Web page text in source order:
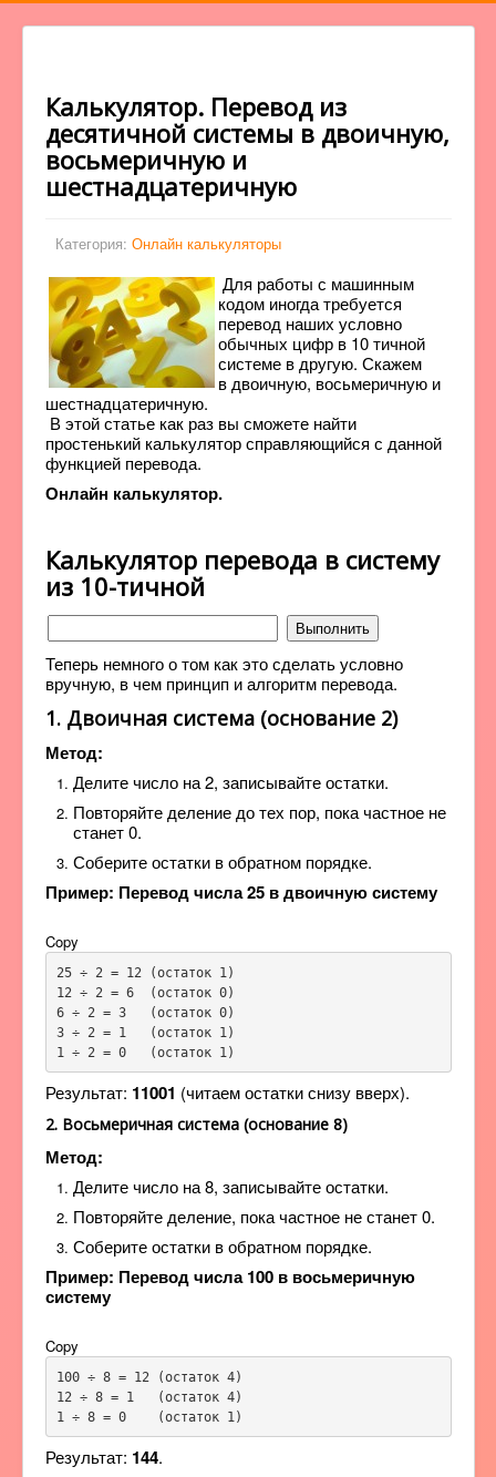
Калькулятор. Перевод из
десятичной системы в двоичную,
восьмеричную и
шестнадцатеричную
Категория: Онлайн калькуляторы
Для работы с машинным
кодом иногда требуется
перевод наших условно
обычных цифр в 10 тичной
системе в другую. Скажем
в двоичную, восьмеричную и
шестнадцатеричную.
В этой статье как раз вы сможете найти
простенький калькулятор справляющийся с данной
функцией перевода.
Онлайн калькулятор.
Калькулятор перевода в систему
из 10-тичной
Выполнить
Теперь немного о том как это сделать условно
вручную, в чем принцип и алгоритм перевода.
1. Двоичная система (основание 2)
Метод:
Делите число на 2, записывайте остатки.
Повторяйте деление до тех пор, пока частное не
станет 0.
Соберите остатки в обратном порядке.
Пример: Перевод числа 25 в двоичную систему
Copy
25 ÷ 2 = 12 (остаток 1)
12 ÷ 2 = 6  (остаток 0)
6 ÷ 2 = 3   (остаток 0)
3 ÷ 2 = 1   (остаток 1)
1 ÷ 2 = 0   (остаток 1)
Результат: 11001 (читаем остатки снизу вверх).
2. Восьмеричная система (основание 8)
Метод:
Делите число на 8, записывайте остатки.
Повторяйте деление, пока частное не станет 0.
Соберите остатки в обратном порядке.
Пример: Перевод числа 100 в восьмеричную
систему
Copy
100 ÷ 8 = 12 (остаток 4)
12 ÷ 8 = 1   (остаток 4)
1 ÷ 8 = 0    (остаток 1)
Результат: 144.